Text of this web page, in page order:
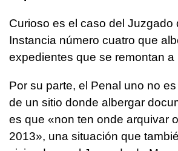
Curioso es el caso del Juzgado
Instancia número cuatro que
expedientes que se remontan a
Por su parte, el Penal uno no
de un sitio donde albergar
es que «non ten onde arquivar
2013», una situación que